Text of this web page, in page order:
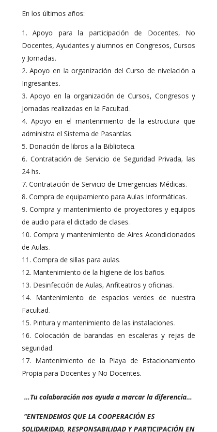
En los últimos años:
Apoyo para la participación de Docentes, No
Docentes, Ayudantes y alumnos en Congresos, Cursos
y Jornadas.
Apoyo en la organización del Curso de nivelación a
Ingresantes.
Apoyo en la organización de Cursos, Congresos y
Jornadas realizadas en la Facultad.
Apoyo en el mantenimiento de la estructura que
administra el Sistema de Pasantías.
Donación de libros a la Biblioteca.
Contratación de Servicio de Seguridad Privada, las
24 hs.
Contratación de Servicio de Emergencias Médicas.
Compra de equipamiento para Aulas Informáticas.
Compra y mantenimiento de proyectores y equipos
de audio para el dictado de clases.
Compra y mantenimiento de Aires Acondicionados
de Aulas.
Compra de sillas para aulas.
Mantenimiento de la higiene de los baños.
Desinfección de Aulas, Anfiteatros y oficinas.
Mantenimiento de espacios verdes de nuestra
Facultad.
Pintura y mantenimiento de las instalaciones.
Colocación de barandas en escaleras y rejas de
seguridad.
Mantenimiento de la Playa de Estacionamiento
Propia para Docentes y No Docentes.
…Tu colaboración nos ayuda a marcar la diferencia…
“ENTENDEMOS QUE LA COOPERACIÓN ES
SOLIDARIDAD, RESPONSABILIDAD Y PARTICIPACIÓN EN